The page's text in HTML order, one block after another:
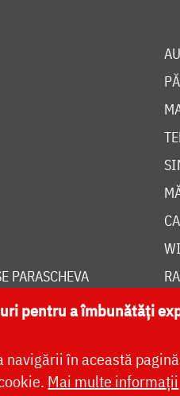
PARASCHEVA
Site dezvoltat de
pentru a îmbunătăți
navigării în această
Mai multe informații